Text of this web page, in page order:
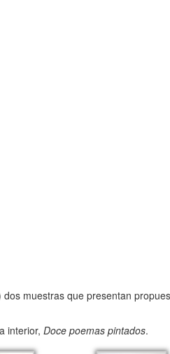
muestras que presentan
interior, Doce poemas pintados.